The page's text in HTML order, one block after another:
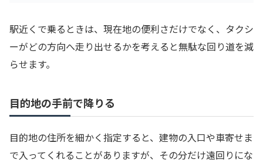
駅近くで乗るときは、現在地の便利さだけでなく、タクシ
ーがどの方向へ走り出せるかを考えると無駄な回り道を減
らせます。
目的地の手前で降りる
目的地の住所を細かく指定すると、建物の入口や車寄せま
で入ってくれることがありますが、その分だけ遠回りにな